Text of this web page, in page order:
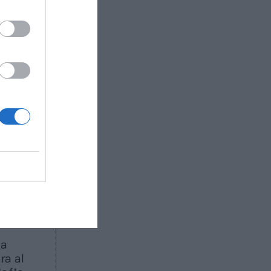
Hay
Coutts,
y Cía
al